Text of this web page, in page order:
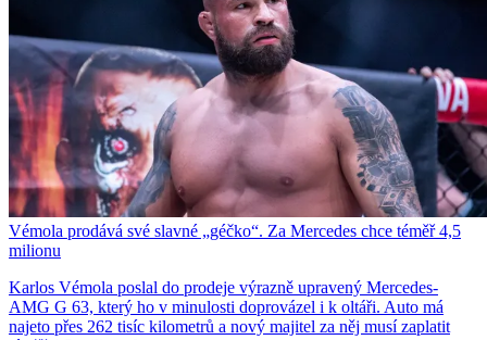
Vémola prodává své slavné „géčko“. Za Mercedes chce téměř 4,5
milionu
Karlos Vémola poslal do prodeje výrazně upravený Mercedes-
AMG G 63, který ho v minulosti doprovázel i k oltáři. Auto má
najeto přes 262 tisíc kilometrů a nový majitel za něj musí zaplatit